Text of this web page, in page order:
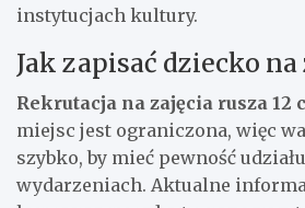
instytucjach kultury.
Jak zapisać dziecko na
Rekrutacja na zajęcia rusza 12
miejsc jest ograniczona, więc
szybko, by mieć pewność
wydarzeniach. Aktualne